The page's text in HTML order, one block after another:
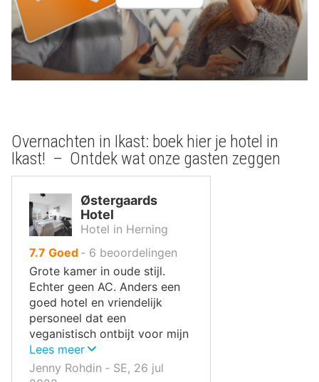
Overnachten in Ikast: boek hier je hotel in
Ikast! – Ontdek wat onze gasten zeggen
Østergaards
Hotel
Hotel in Herning
7.7 uit
10
,
Goed ‐ 6 beoordelingen
Grote kamer in oude stijl.
Echter geen AC. Anders een
goed hotel en vriendelijk
personeel dat een
veganistisch ontbijt voor mijn
gezin heeft geregeld.
Lees meer
Jenny Rohdin ‐ SE, 26 jul